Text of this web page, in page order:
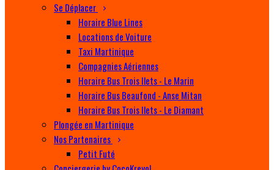
Se Déplacer
Horaire Blue Lines
Locations de Voiture
Taxi Martinique
Compagnies Aériennes
Horaire Bus Trois Ilets - Le Marin
Horaire Bus Beaufond - Anse Mitan
Horaire Bus Trois Ilets - Le Diamant
Plongée en Martinique
Nos Partenaires
Petit Futé